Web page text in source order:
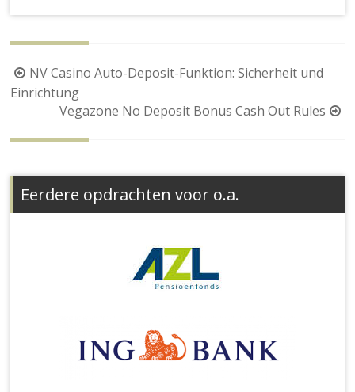
Berichtnavigatie
NV Casino Auto-Deposit-Funktion: Sicherheit und
Einrichtung
Vegazone No Deposit Bonus Cash Out Rules
Eerdere opdrachten voor o.a.